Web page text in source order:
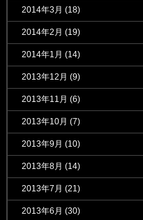
2014年3月 (18)
2014年2月 (19)
2014年1月 (14)
2013年12月 (9)
2013年11月 (6)
2013年10月 (7)
2013年9月 (10)
2013年8月 (14)
2013年7月 (21)
2013年6月 (30)